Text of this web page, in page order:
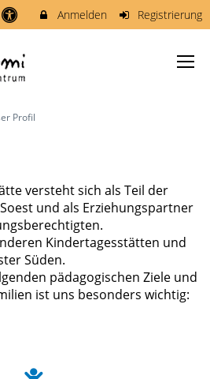
Anmelden Registrierung
Profil
versteht sich als Teil der
und als Erziehungspartner
Kindertagesstätten und
Süden.
pädagogischen Ziele und
ist uns besonders wichtig: